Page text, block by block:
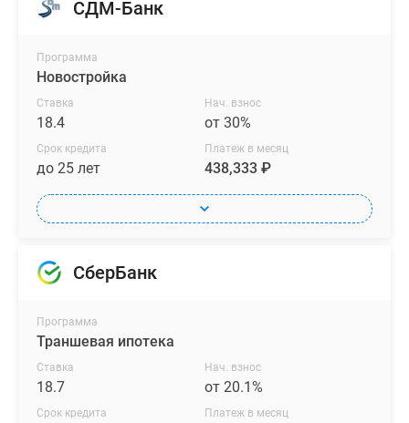
СДМ-Банк
Программа
Новостройка
Ставка
18.4
Нач. взнос
от 30%
Срок кредита
до 25 лет
Платеж в месяц
438,333 ₽
СберБанк
Программа
Траншевая ипотека
Ставка
18.7
Нач. взнос
от 20.1%
Срок кредита Платеж в месяц